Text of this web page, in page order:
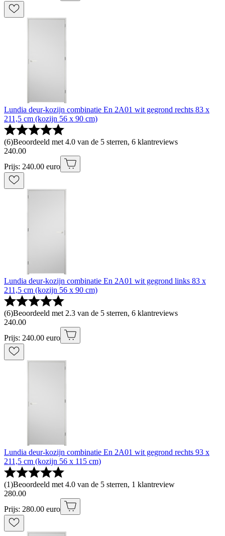
Lundia deur-kozijn combinatie En 2A01 wit gegrond rechts 83 x
211,5 cm (kozijn 56 x 90 cm)
(6)Beoordeeld met 4.0 van de 5 sterren, 6 klantreviews
240.00
Prijs: 240.00 euro
Lundia deur-kozijn combinatie En 2A01 wit gegrond links 83 x
211,5 cm (kozijn 56 x 90 cm)
(6)Beoordeeld met 2.3 van de 5 sterren, 6 klantreviews
240.00
Prijs: 240.00 euro
Lundia deur-kozijn combinatie En 2A01 wit gegrond rechts 93 x
211,5 cm (kozijn 56 x 115 cm)
(1)Beoordeeld met 4.0 van de 5 sterren, 1 klantreview
280.00
Prijs: 280.00 euro